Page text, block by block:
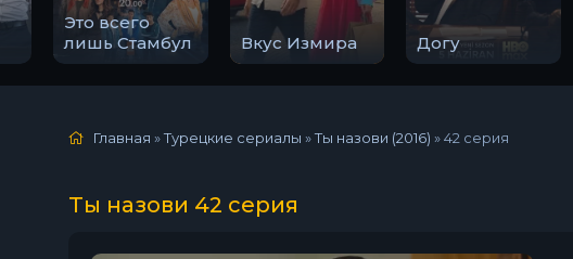
Это всего
лишь Стамбул
Вкус Измира Догу
Главная »Турецкие сериалы »Ты назови (2016) »42 серия
Ты назови 42 серия